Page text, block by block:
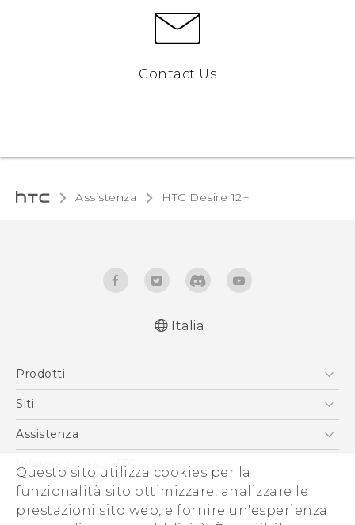
Questo sito utilizza cookies per la
funzionalità sito ottimizzare, analizzare le
prestazioni sito web, e fornire un'esperienza
Contact Us
Assistenza HTC Desire 12+‎
normativa
Safety and regulatory guide
Italia
Prodotti
Smartphone
Vive
Accessori
Siti
HTC VIVE
Assistenza
Ecommerce Assistenza
Informazioni su HTC
ESG
Uffici Commerciali